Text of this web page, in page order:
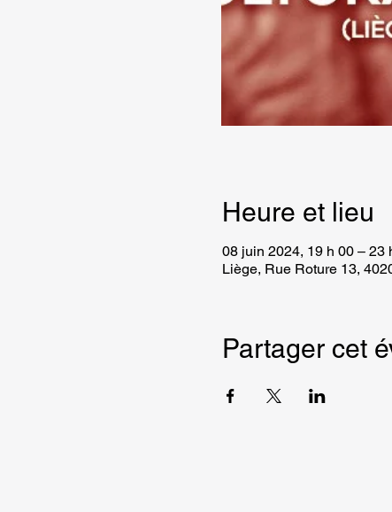
Heure et lieu
08 juin 2024, 19 h 00 – 23
Liège, Rue Roture 13,
Partager cet